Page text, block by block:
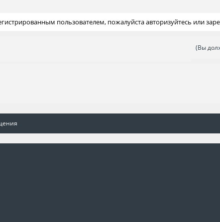
пользователем, пожалуйста авторизуйтесь или
(Вы